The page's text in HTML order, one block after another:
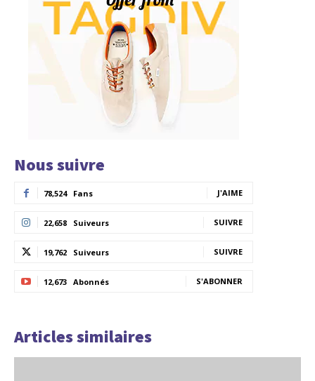
Nous suivre
78,524 Fans J'AIME
22,658 Suiveurs SUIVRE
19,762 Suiveurs SUIVRE
12,673 Abonnés S'ABONNER
Articles similaires